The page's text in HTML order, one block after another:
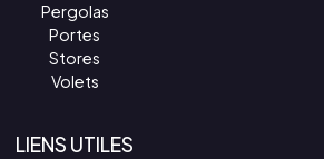
Pergolas
Portes
Stores
Volets
LIENS UTILES